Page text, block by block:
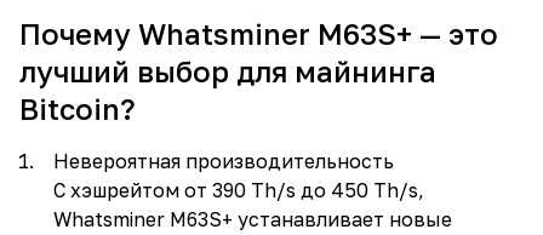
Почему Whatsminer M63S+ — это
лучший выбор для майнинга
Bitcoin?
Невероятная производительность
С хэшрейтом от 390 Th/s до 450 Th/s,
Whatsminer M63S+ устанавливает новые